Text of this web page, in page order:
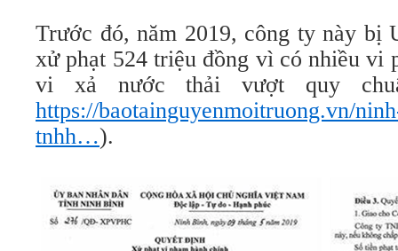
Trước đó, năm 2019, công ty này bị
xử phạt 524 triệu đồng vì có nhiều vi
vi xả nước thải vượt quy
https://baotainguyenmoitruong.vn/
tnhh…).